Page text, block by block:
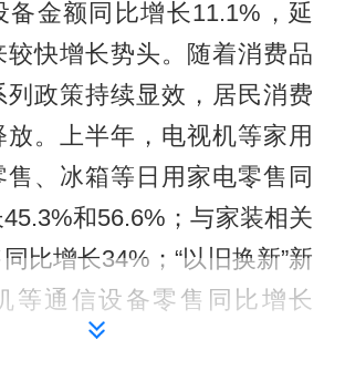
备金额同比增长11.1%，延
较快增长势头。随着消费品
列政策持续显效，居民消费
放。上半年，电视机等家用
、冰箱等日用家电零售同
和56.6%；与家装相关
比增长34%；“以旧换新”新
等通信设备零售同比增长